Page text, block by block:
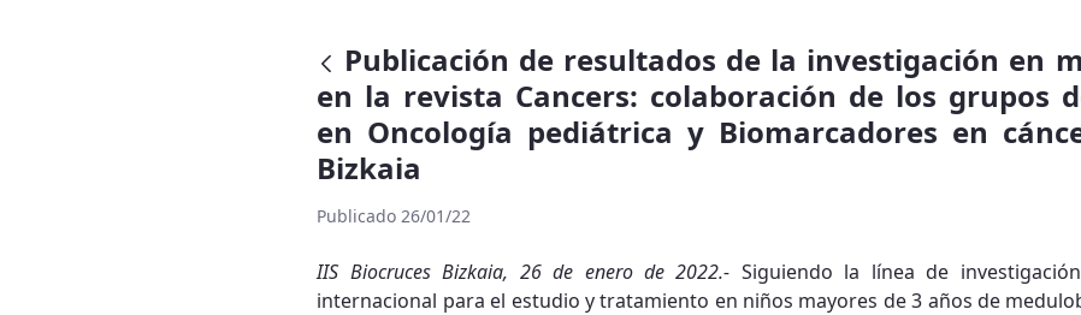
Publicación de resultados de la investigación en
en la revista Cancers: colaboración de los grupos
en Oncología pediátrica y Biomarcadores en
Bizkaia
Publicado 26/01/22
IIS Biocruces Bizkaia, 26 de enero de 2022.- Siguiendo la línea de
internacional para el estudio y tratamiento en niños mayores de 3 años de